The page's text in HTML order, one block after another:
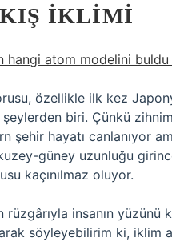
KIŞ IKLIMI
hangi atom modelini buldu
özellikle ilk kez
biri. Çünkü
şehir hayatı canlanıyor
güney uzunluğu
kaçınılmaz oluyor.
rüzgârıyla insanın
söyleyebilirim ki, iklim